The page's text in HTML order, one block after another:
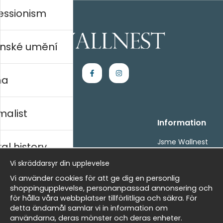
Kontakta oss
- Returer och återbetalningar
- Leverans - enkelt, snabbt &amp; gratis
Om cookies
Mina favoriter
Information
Jsme Wallnest
Newsletter
umění
history
Vi skräddarsyr din upplevelse
Vi använder cookies för att ge dig en personlig
shoppingupplevelse, personanpassad annonsering och
för hålla våra webbplatser tillförlitliga och säkra. För
detta ändamål samlar vi in information om
användarna, deras mönster och deras enheter.